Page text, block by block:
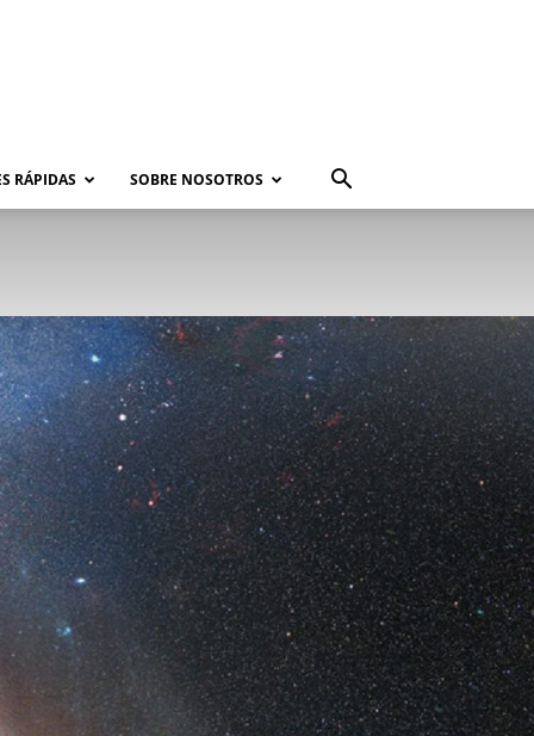
RÁPIDAS SOBRE NOSOTROS